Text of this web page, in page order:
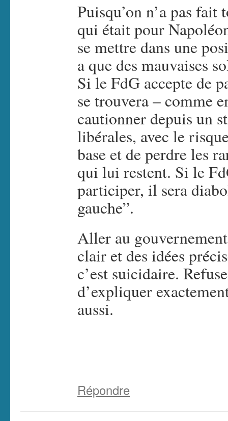
Puisqu’on n’a pas
qui était pour
se mettre dans une
a que des mauvaises
Si le FdG accepte de
se trouvera – comme
cautionner depuis un
libérales, avec le
base et de perdre les
qui lui restent. Si le
participer, il sera
gauche”.
Aller au
clair et des idées
c’est suicidaire.
d’expliquer
aussi.
Répondre